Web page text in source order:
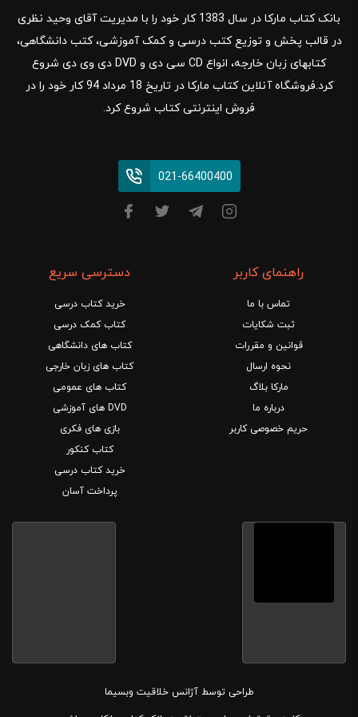
بانک کتاب مارکا در سال 1383 کار خود را با مدیریت آقای وحید نظری
در قالب پخش و توزیع کتب درسی و کمک آموزشی، کتب دانشگاهی،
کتابهای زبان خارجه، انواع CD سی دی و DVD دی وی دی شروع
کرد.فروشگاه آنلاین کتاب مارکا در تاریخ 18 مرداد 94 کار خود را در
فروش اینترنتی کتاب شروع کرد.
021-66400400
راهنمای کاربر
تماس با ما
ثبت شکایات
قوانین و مقررات
نحوه ارسال
مارکا بلاگ
درباره ما
حریم خصوصی کاربر
دسترسی سریع
خرید کتاب درسی
کتاب کمک درسی
کتاب های دانشگاهی
کتاب های زبان خارجی
کتاب های عمومی
DVD های آموزشی
بازی های فکری
کتاب کنکور
خرید کتاب درسی
پرداخت آسان
طراحی توسطآژانس خلاقیت وبسیما